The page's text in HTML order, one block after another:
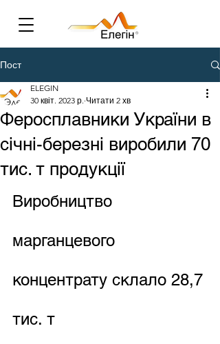
Пост
Феросплавники України в
січні-березні виробили 70
тис. т продукції
ELEGIN
30 квіт. 2023 р. Читати 2 хв
Виробництво
марганцевого
концентрату склало 28,7
тис. т